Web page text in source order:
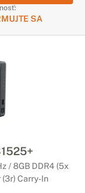
SA
/ 8GB DDR4 (5x
(3r) Carry-In